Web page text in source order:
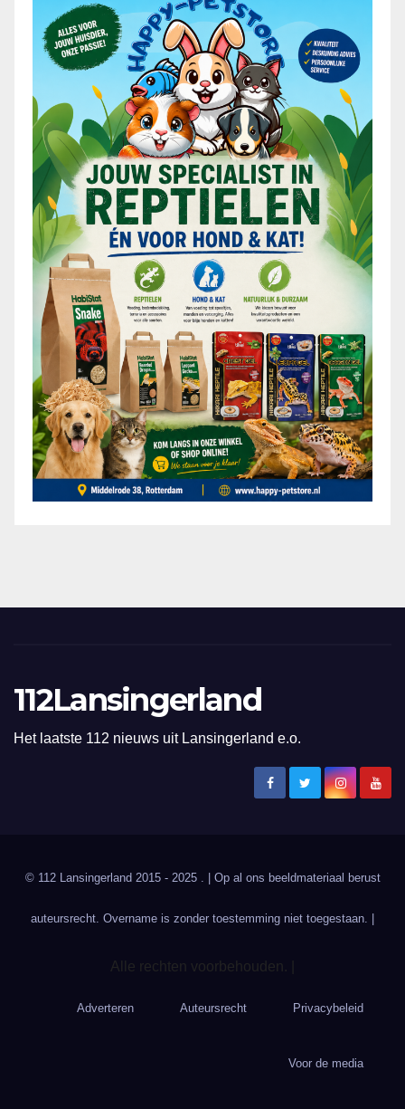
112Lansingerland
Het laatste 112 nieuws uit Lansingerland e.o.
© 112 Lansingerland 2015 - 2025 . | Op al ons beeldmateriaal berust
auteursrecht. Overname is zonder toestemming niet toegestaan. |
Alle rechten voorbehouden. |
Adverteren Auteursrecht Privacybeleid
Voor de media